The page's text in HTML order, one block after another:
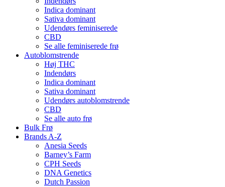
Indica dominant
Sativa dominant
Udendørs feminiserede
CBD
Se alle feminiserede frø
Autoblomstrende
Høj THC
Indendørs
Indica dominant
Sativa dominant
Udendørs autoblomstrende
CBD
Se alle auto frø
Bulk Frø
Brands A-Z
Anesia Seeds
Barney’s Farm
CPH Seeds
DNA Genetics
Dutch Passion